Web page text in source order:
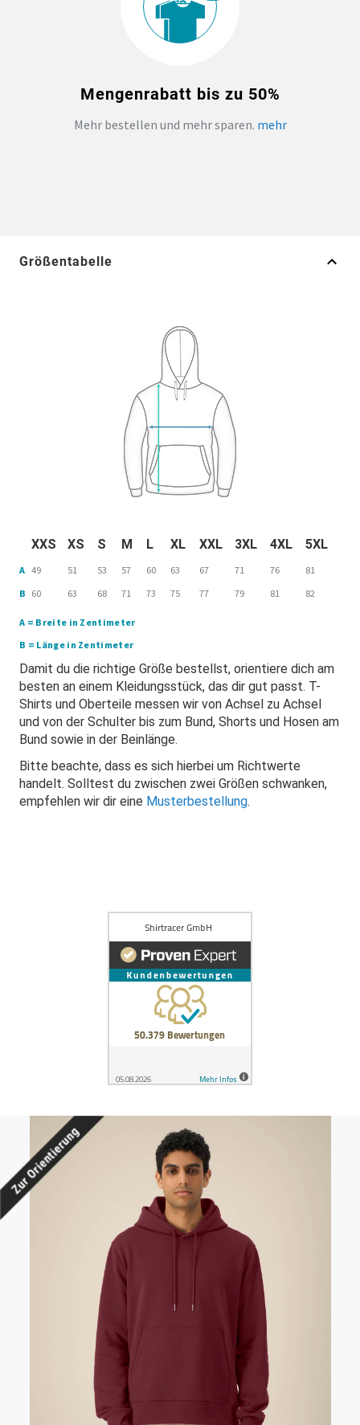
Mengenrabatt bis zu 50%
Mehr bestellen und mehr sparen. mehr
Größentabelle
XXS XS S M L XL XXL 3XL 4XL 5XL
A 49 51 53 57 60 63 67 71 76
81
B 60 63 68 71 73 75 77 79 81 82
A = Breite in Zentimeter
B = Länge in Zentimeter
Damit du die richtige Größe bestellst, orientiere dich am
besten an einem Kleidungsstück, das dir gut passt. T-
Shirts und Oberteile messen wir von Achsel zu Achsel
und von der Schulter bis zum Bund, Shorts und Hosen am
Bund sowie in der Beinlänge.
Bitte beachte, dass es sich hierbei um Richtwerte
handelt. Solltest du zwischen zwei Größen schwanken,
empfehlen wir dir eine Musterbestellung.